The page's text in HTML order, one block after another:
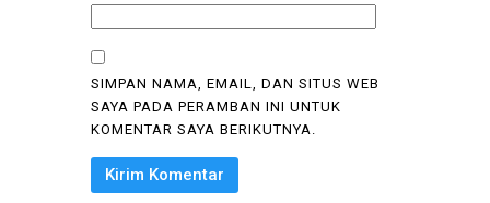
SIMPAN NAMA, EMAIL, DAN SITUS WEB
SAYA PADA PERAMBAN INI UNTUK
KOMENTAR SAYA BERIKUTNYA.